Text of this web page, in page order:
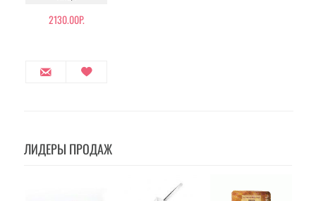
2130.00Р.
ЛИДЕРЫ ПРОДАЖ